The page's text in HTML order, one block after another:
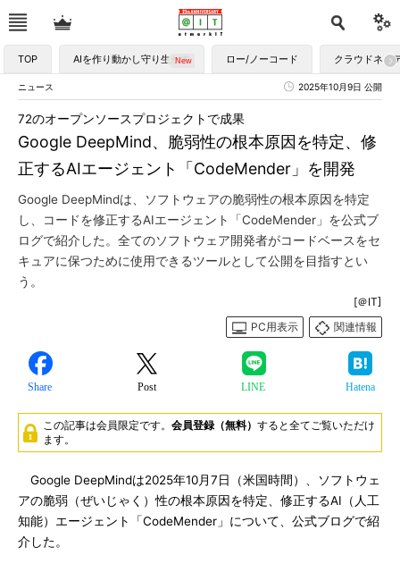
TOP AIを作り動かし守り生かす ロー/ノーコード クラウドネイ
ニュース 2025年10月9日 公開
Google DeepMind、脆弱性の根本原因を特定、修
正するAIエージェント「CodeMender」を開発
72のオープンソースプロジェクトで成果
Google DeepMindは、ソフトウェアの脆弱性の根本原因を特定
し、コードを修正するAIエージェント「CodeMender」を公式ブ
ログで紹介した。全てのソフトウェア開発者がコードベースをセ
キュアに保つために使用できるツールとして公開を目指すとい
う。
[＠IT]
PC用表示
関連情報
Share Post LINE Hatena
この記事は会員限定です。 会員登録（無料） すると全てご覧いただけ
ます。
Google DeepMindは2025年10月7日（米国時間）、ソフトウェ
アの脆弱（ぜいじゃく）性の根本原因を特定、修正するAI（人工
知能）エージェント「CodeMender」について、公式ブログで紹
介した。